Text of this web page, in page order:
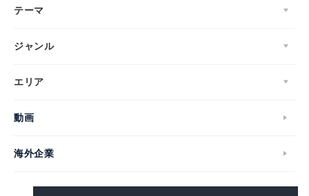
テーマ
ジャンル
エリア
動画
海外企業